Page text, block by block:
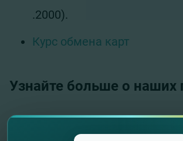
.2000).
Курс обмена карт
Узнайте больше о наших